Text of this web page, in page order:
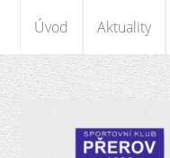
Úvod Aktuality